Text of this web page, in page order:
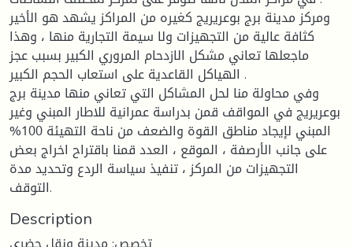
ومركز مدينة برج بوعريريج كغيره من المراكز يشهد هو الأخير
كثافة عالية من التجهيزات ولا سيمة التجارية منها ، وهذا
ماجعلها تعاني مشكل الازدحام المروري الكبير بسبب عجز
الهياكل القاعدية على استعاب الحجم الكبير .
وفي محاولة منا لحل المشاكل التي تعاني منها مدينة برج
بوعريريج في المواقف قمن بدراسة عمرانية للاطار المبني وغير
المبني لإيجاد مناطق القوة والضعف من ناحة التهيئة 100%
على جانب الأرصفة ، الموقع ، العدد قمنا باقتراح اخراج بعض
التجهيزات من المركز ، تنفيذ سياسة الردع وتحديد مدة
التوقف.
Description